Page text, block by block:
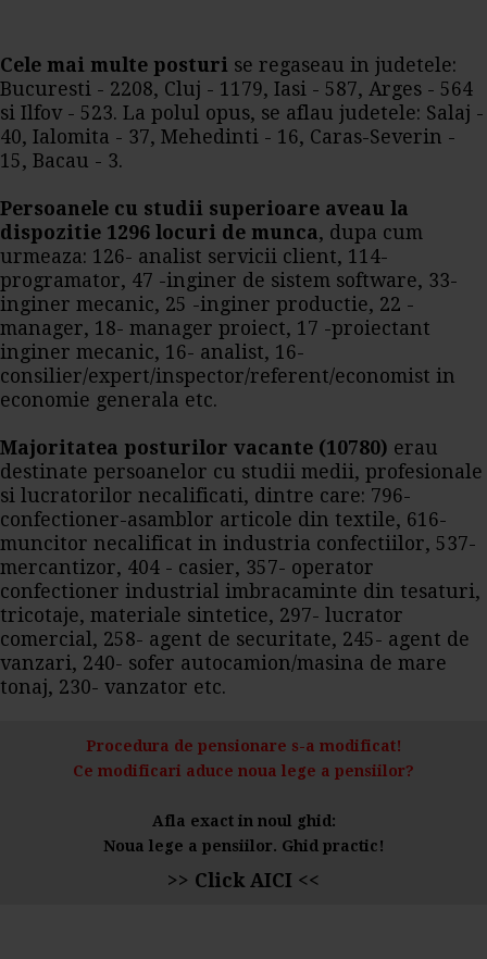
Cele mai multe posturi se regaseau in judetele:
Bucuresti - 2208, Cluj - 1179, Iasi - 587, Arges - 564
si Ilfov - 523. La polul opus, se aflau judetele: Salaj -
40, Ialomita - 37, Mehedinti - 16, Caras-Severin -
15, Bacau - 3.
Persoanele cu studii superioare aveau la
dispozitie 1296 locuri de munca, dupa cum
urmeaza: 126- analist servicii client, 114-
programator, 47 -inginer de sistem software, 33-
inginer mecanic, 25 -inginer productie, 22 -
manager, 18- manager proiect, 17 -proiectant
inginer mecanic, 16- analist, 16-
consilier/expert/inspector/referent/economist in
economie generala etc.
Majoritatea posturilor vacante (10780) erau
destinate persoanelor cu studii medii, profesionale
si lucratorilor necalificati, dintre care: 796-
confectioner-asamblor articole din textile, 616-
muncitor necalificat in industria confectiilor, 537-
mercantizor, 404 - casier, 357- operator
confectioner industrial imbracaminte din tesaturi,
tricotaje, materiale sintetice, 297- lucrator
comercial, 258- agent de securitate, 245- agent de
vanzari, 240- sofer autocamion/masina de mare
tonaj, 230- vanzator etc.
Procedura de pensionare s-a modificat!
Ce modificari aduce noua lege a pensiilor?
Afla exact in noul ghid:
Noua lege a pensiilor. Ghid practic!
>> Click AICI <<